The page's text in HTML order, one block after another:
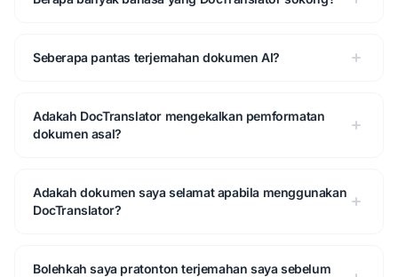
Seberapa pantas terjemahan dokumen AI?
Adakah DocTranslator mengekalkan pemformatan
dokumen asal?
Adakah dokumen saya selamat apabila menggunakan
DocTranslator?
Bolehkah saya pratonton terjemahan saya sebelum